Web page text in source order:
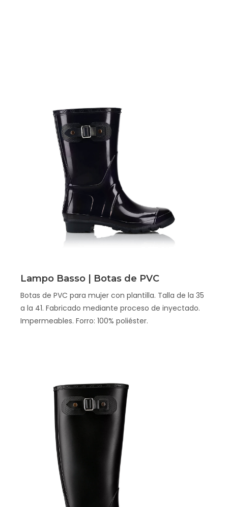
Scopri
Lampo Basso | Botas de PVC
Botas de PVC para mujer con plantilla. Talla de la 35
a la 41. Fabricado mediante proceso de inyectado.
Impermeables. Forro: 100% poliéster.